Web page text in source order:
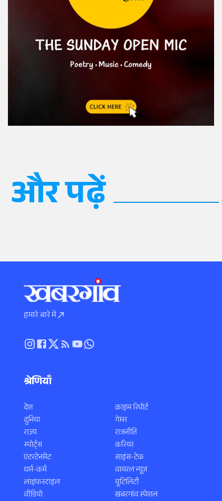
और पढ़ें
हमारे बारे में
श्रेणियाँ
देश
दुनिया
राज्य
स्पोर्ट्स
एंटरटेनमेंट
धर्म-कर्म
लाइफस्टाइल
वीडियो
क्राइम रिपोर्ट
गेम्स
राजनीति
करियर
साइंस-टेक
वायरल न्यूज़
यूटिलिटी
खबरगांव स्पेशल